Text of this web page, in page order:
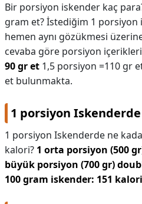
Bir porsiyon iskender kaç
gram et? İstediğim 1 porsiyon
hemen aynı gözükmesi
cevaba göre porsiyon
90 gr et 1,5 porsiyon =110 gr
et bulunmakta.
1 porsiyon
1 porsiyon Iskenderde ne
kalori? 1 orta porsiyon (500
büyük porsiyon (700 gr)
100 gram iskender: 151 kalori